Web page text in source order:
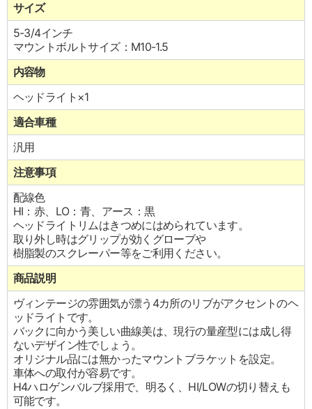
サイズ
5-3/4インチ
マウントボルトサイズ：M10-1.5
内容物
ヘッドライト×1
適合車種
汎用
注意事項
配線色
HI：赤、LO：青、アース：黒
ヘッドライトリムはきつめにはめられています。
取り外し時はグリップが効くグローブや
樹脂製のスクレーパー等をご利用ください。
商品説明
ヴィンテージの雰囲気が漂う4カ所のリブがアクセントのヘ
ッドライトです。
バックに向かう美しい曲線美は、現行の量産型には成し得
ないデザイン性でしょう。
オリジナル品には無かったマウントブラケットを設定。
車体への取付が容易です。
H4ハロゲンバルブ採用で、明るく、HI/LOWの切り替えも
可能です。